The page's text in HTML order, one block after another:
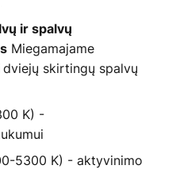
ir spalvų
Miegamajame
skirtingų spalvų
K) -
5300 K) - aktyvinimo